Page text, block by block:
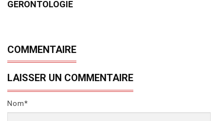
GERONTOLOGIE
COMMENTAIRE
LAISSER UN COMMENTAIRE
Nom*